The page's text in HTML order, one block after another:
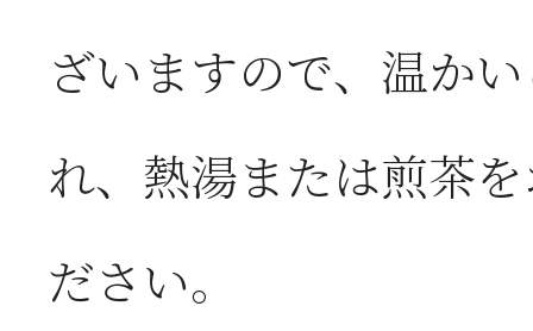
ざいますので、温か
れ、熱湯または煎茶
ださい。